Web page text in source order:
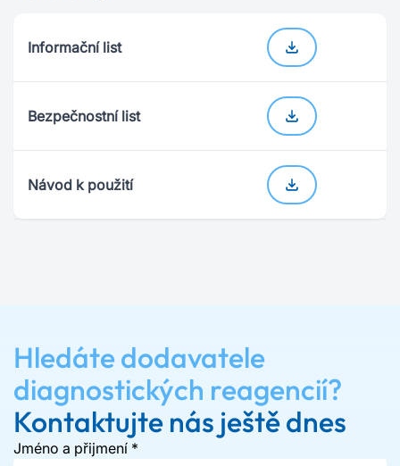
Informační list
Bezpečnostní list
Návod k použití
Hledáte dodavatele
diagnostických reagencií?
Kontaktujte nás ještě dnes
Jméno a přijmení *